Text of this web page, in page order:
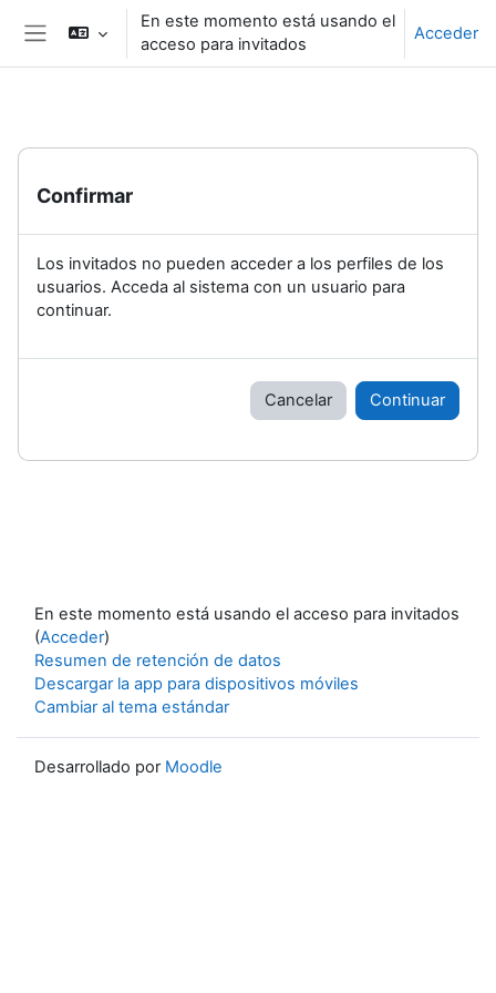
Salta al contenido principal
Panel lateral
En este momento está usando el
acceso para invitados
Acceder
Confirmar
Los invitados no pueden acceder a los perfiles de los
usuarios. Acceda al sistema con un usuario para
continuar.
Cancelar Continuar
En este momento está usando el acceso para invitados
(Acceder)
Resumen de retención de datos
Descargar la app para dispositivos móviles
Cambiar al tema estándar
Desarrollado por Moodle